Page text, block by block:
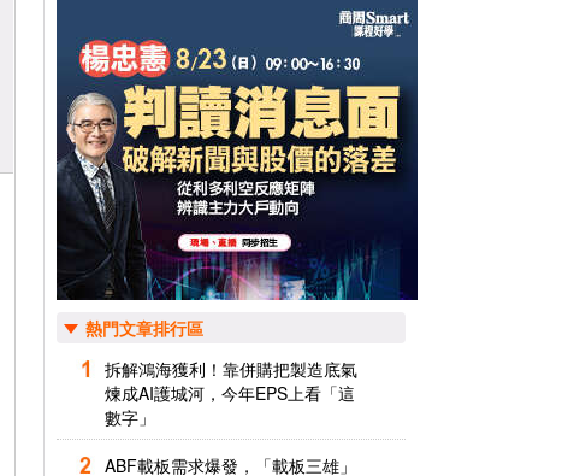
熱門文章排行區
拆解鴻海獲利！靠併購把製造底氣
煉成AI護城河，今年EPS上看「這
數字」
ABF載板需求爆發，「載板三雄」